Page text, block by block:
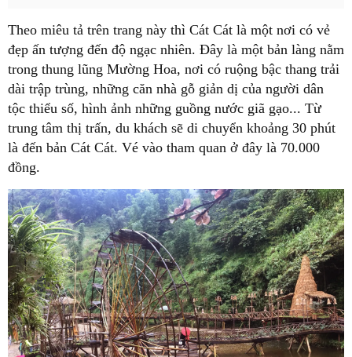
Theo miêu tả trên trang này thì Cát Cát là một nơi có vẻ
đẹp ấn tượng đến độ ngạc nhiên. Đây là một bản làng nằm
trong thung lũng Mường Hoa, nơi có ruộng bậc thang trải
dài trập trùng, những căn nhà gỗ giản dị của người dân
tộc thiểu số, hình ảnh những guồng nước giã gạo... Từ
trung tâm thị trấn, du khách sẽ di chuyển khoảng 30 phút
là đến bản Cát Cát. Vé vào tham quan ở đây là 70.000
đồng.